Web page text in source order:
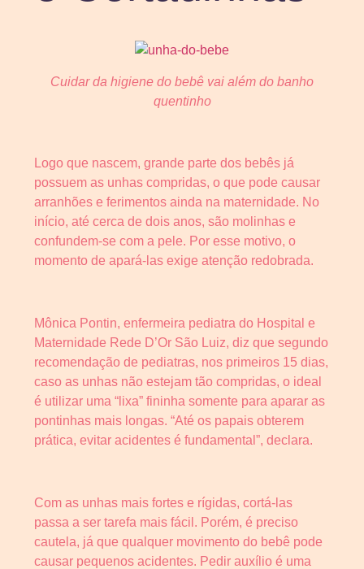
Cuidar da higiene do bebê vai além do banho
quentinho
Logo que nascem, grande parte dos bebês já
possuem as unhas compridas, o que pode causar
arranhões e ferimentos ainda na maternidade. No
início, até cerca de dois anos, são molinhas e
confundem-se com a pele. Por esse motivo, o
momento de apará-las exige atenção redobrada.
Mônica Pontin, enfermeira pediatra do Hospital e
Maternidade Rede D’Or São Luiz, diz que segundo
recomendação de pediatras, nos primeiros 15 dias,
caso as unhas não estejam tão compridas, o ideal
é utilizar uma “lixa” fininha somente para aparar as
pontinhas mais longas. “Até os papais obterem
prática, evitar acidentes é fundamental”, declara.
Com as unhas mais fortes e rígidas, cortá-las
passa a ser tarefa mais fácil. Porém, é preciso
cautela, já que qualquer movimento do bebê pode
causar pequenos acidentes. Pedir auxílio é uma